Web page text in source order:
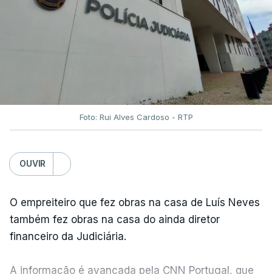
Foto: Rui Alves Cardoso - RTP
OUVIR
O empreiteiro que fez obras na casa de Luís Neves
também fez obras na casa do ainda diretor
financeiro da Judiciária.
A informação é avançada pela CNN Portugal, que